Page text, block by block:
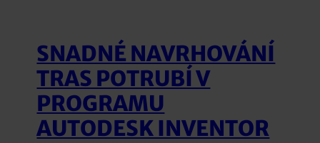
SNADNÉ NAVRHOVÁNÍ
TRAS POTRUBÍ V
PROGRAMU
AUTODESK INVENTOR